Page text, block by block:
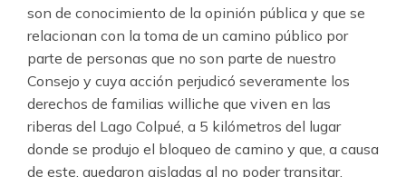
son de conocimiento de la opinión pública y que se
relacionan con la toma de un camino público por
parte de personas que no son parte de nuestro
Consejo y cuya acción perjudicó severamente los
derechos de familias williche que viven en las
riberas del Lago Colpué, a 5 kilómetros del lugar
donde se produjo el bloqueo de camino y que, a causa
de este, quedaron aisladas al no poder transitar.